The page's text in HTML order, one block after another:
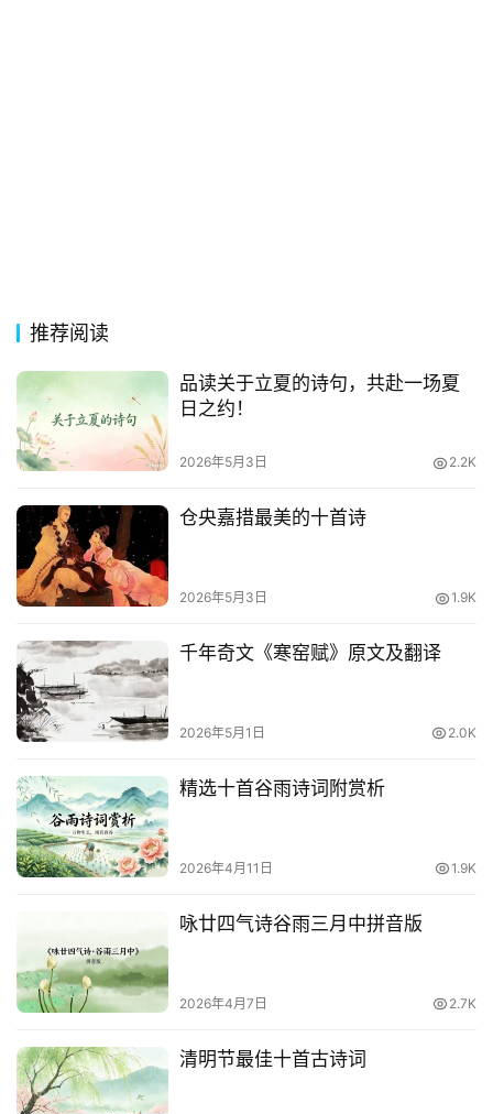
影
台
词
其
他
语
推荐阅读
品读关于立夏的诗句，共赴一场夏
日之约！
2026年5月3日 2.2K
仓央嘉措最美的十首诗
2026年5月3日 1.9K
千年奇文《寒窑赋》原文及翻译
2026年5月1日 2.0K
精选十首谷雨诗词附赏析
2026年4月11日 1.9K
咏廿四气诗谷雨三月中拼音版
2026年4月7日 2.7K
清明节最佳十首古诗词